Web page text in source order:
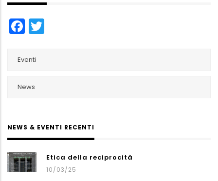
Facebook
Eventi
News
NEWS & EVENTI RECENTI
Etica della reciprocità
10/03/25